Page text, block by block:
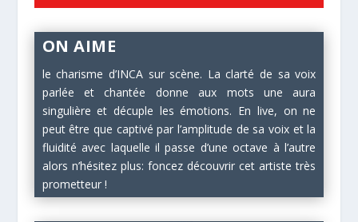
ON AIME
le charisme d’INCA sur scène. La clarté de sa voix
parlée et chantée donne aux mots une aura
singulière et décuple les émotions. En live, on ne
peut être que captivé par l’amplitude de sa voix et la
fluidité avec laquelle il passe d’une octave à l’autre
alors n’hésitez plus: foncez découvrir cet artiste très
prometteur !